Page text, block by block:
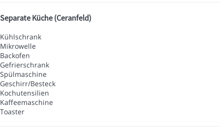
Separate Küche (Ceranfeld)
Kühlschrank
Mikrowelle
Backofen
Gefrierschrank
Spülmaschine
Geschirr/Besteck
Kochutensilien
Kaffeemaschine
Toaster